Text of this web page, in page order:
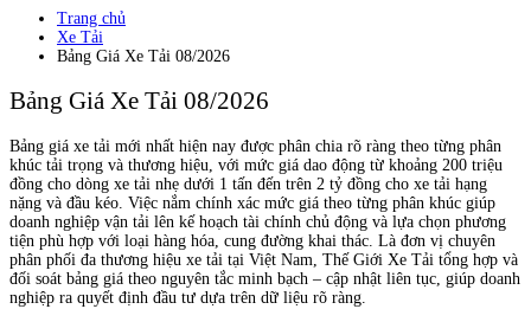
Trang chủ
Xe Tải
Bảng Giá Xe Tải 08/2026
Bảng Giá Xe Tải 08/2026
Bảng giá xe tải mới nhất hiện nay được phân chia rõ ràng theo từng phân
khúc tải trọng và thương hiệu, với mức giá dao động từ khoảng 200 triệu
đồng cho dòng xe tải nhẹ dưới 1 tấn đến trên 2 tỷ đồng cho xe tải hạng
nặng và đầu kéo. Việc nắm chính xác mức giá theo từng phân khúc giúp
doanh nghiệp vận tải lên kế hoạch tài chính chủ động và lựa chọn phương
tiện phù hợp với loại hàng hóa, cung đường khai thác. Là đơn vị chuyên
phân phối đa thương hiệu xe tải tại Việt Nam, Thế Giới Xe Tải tổng hợp và
đối soát bảng giá theo nguyên tắc minh bạch – cập nhật liên tục, giúp doanh
nghiệp ra quyết định đầu tư dựa trên dữ liệu rõ ràng.